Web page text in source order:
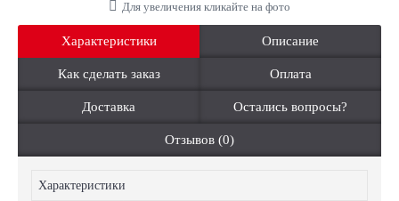
Для увеличения кликайте на фото
Характеристики Описание
Как сделать заказ Оплата
Доставка Остались вопросы?
Отзывов (0)
Характеристики